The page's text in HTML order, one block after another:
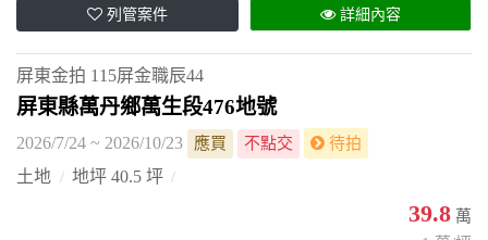
列管案件 詳細內容
屏東金拍 115屏金職辰44
屏東縣萬丹鄉萬生段476地號
2026/7/24 ~ 2026/10/23 應買 不點交 待拍
土地 地坪 40.5 坪
39.8 萬